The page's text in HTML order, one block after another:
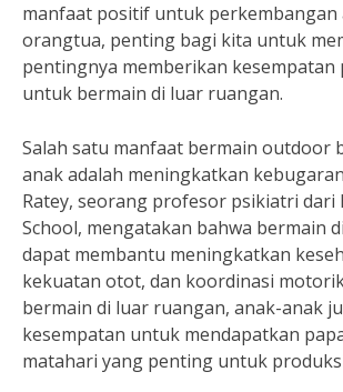
manfaat positif untuk perkembangan
orangtua, penting bagi kita untuk
pentingnya memberikan kesempatan
untuk bermain di luar ruangan.
Salah satu manfaat bermain outdoor
anak adalah meningkatkan
Ratey, seorang profesor psikiatri dari
School, mengatakan bahwa bermain
dapat membantu meningkatkan
kekuatan otot, dan koordinasi
bermain di luar ruangan, anak-anak
kesempatan untuk mendapatkan
matahari yang penting untuk